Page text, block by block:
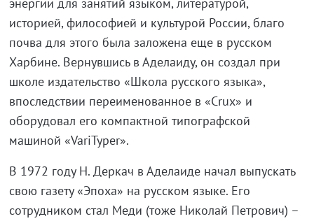
историей, философией и культурой России, благо
почва для этого была заложена еще в русском
Харбине. Вернувшись в Аделаиду, он создал при
школе издательство «Школа русского языка»,
впоследствии переименованное в «Crux» и
оборудовал его компактной типографской
машиной «VariTyper».
В 1972 году Н. Деркач в Аделаиде начал выпускать
свою газету «Эпоха» на русском языке. Его
сотрудником стал Меди (тоже Николай Петрович) –